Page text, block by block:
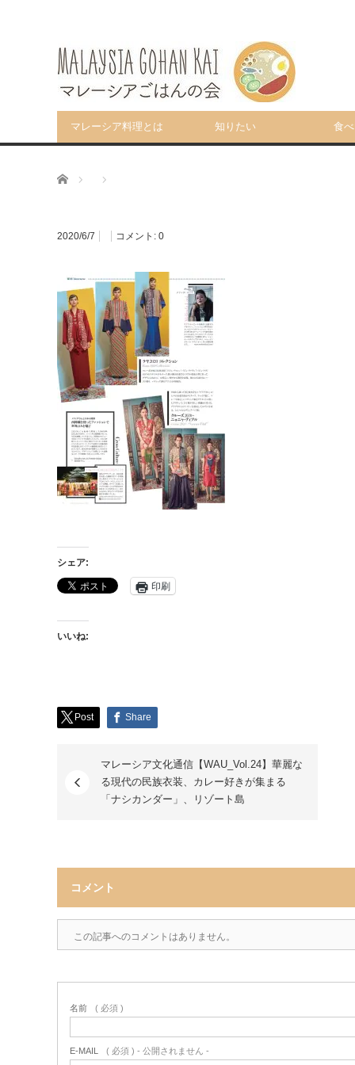
マレーシア料理とは 知りたい 食
ホーム
2020/6/7 コメント: 0
シェア:
印刷
いいね:
Post Share
マレーシア文化通信【WAU_Vol.24】華麗な
る現代の民族衣装、カレー好きが集まる
「ナシカンダー」、リゾート島
コメント
この記事へのコメントはありません。
名前 ( 必須 )
E-MAIL ( 必須 ) - 公開されません -